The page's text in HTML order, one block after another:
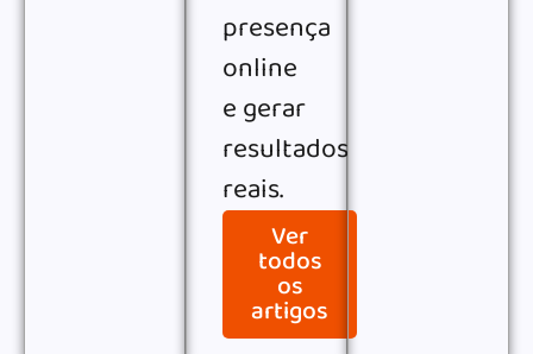
presença
online
e gerar
resultados
reais.
Ver
todos
os
artigos